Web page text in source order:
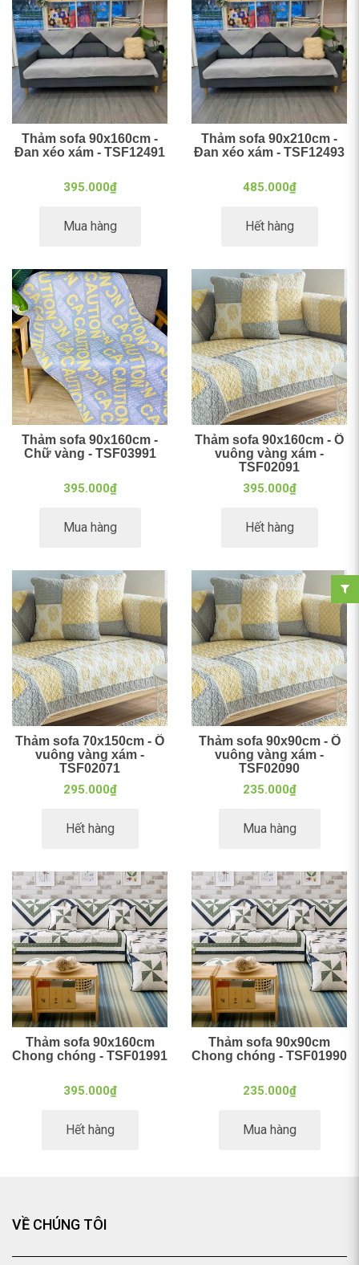
Thảm sofa 90x160cm -
Đan xéo xám - TSF12491
395.000₫
Mua hàng
Thảm sofa 90x210cm -
Đan xéo xám - TSF12493
485.000₫
Hết hàng
Thảm sofa 90x160cm -
Chữ vàng - TSF03991
395.000₫
Mua hàng
Thảm sofa 90x160cm - Ô
vuông vàng xám -
TSF02091
395.000₫
Hết hàng
Thảm sofa 70x150cm - Ô
vuông vàng xám -
TSF02071
295.000₫
Hết hàng
Thảm sofa 90x90cm - Ô
vuông vàng xám -
TSF02090
235.000₫
Mua hàng
Thảm sofa 90x160cm
Chong chóng - TSF01991
395.000₫
Hết hàng
Thảm sofa 90x90cm
Chong chóng - TSF01990
235.000₫
Mua hàng
VỀ CHÚNG TÔI